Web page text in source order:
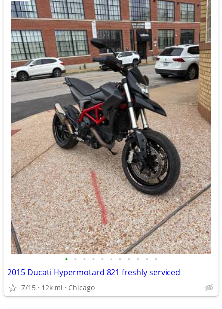
• • • • • • • • • • •
2015 Ducati Hypermotard 821 freshly serviced
7/15 12k mi Chicago